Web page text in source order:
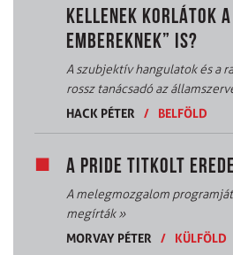
KELLENEK KORLÁTOK A
EMBEREKNEK” IS?
A szubjektív hangulatok és a
rossz tanácsadó az
HACK PÉTER
/ BELFÖLD
A PRIDE TITKOLT
A melegmozgalom
megírták»
MORVAY PÉTER
/ KÜLFÖLD